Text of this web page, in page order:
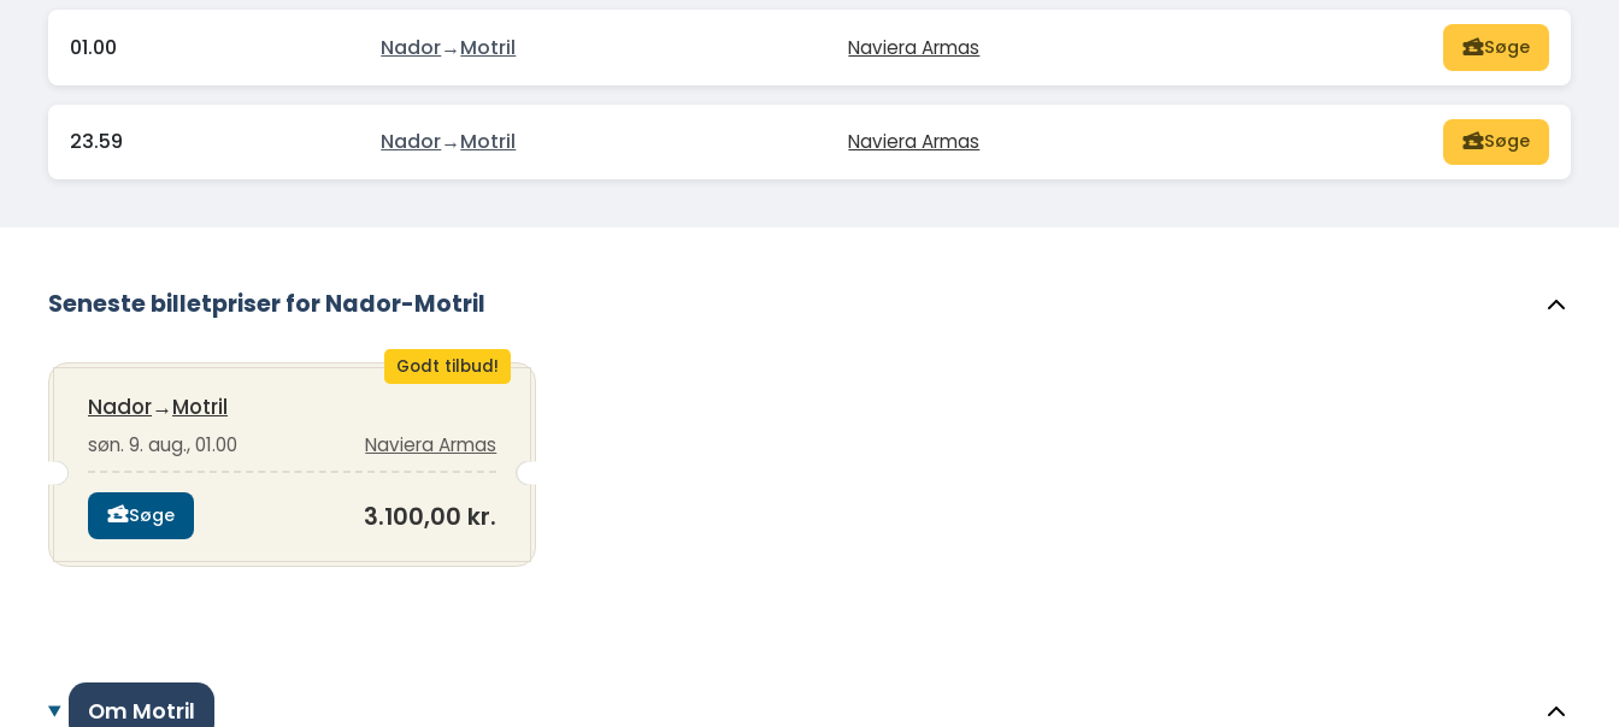
01.00 Nador→Motril Naviera Armas Søge
23.59 Nador→Motril Naviera Armas Søge
Seneste billetpriser for Nador-Motril
Godt tilbud!
Nador→Motril
søn. 9. aug., 01.00 Naviera Armas
Søge 3.100,00 kr.
Om Motril